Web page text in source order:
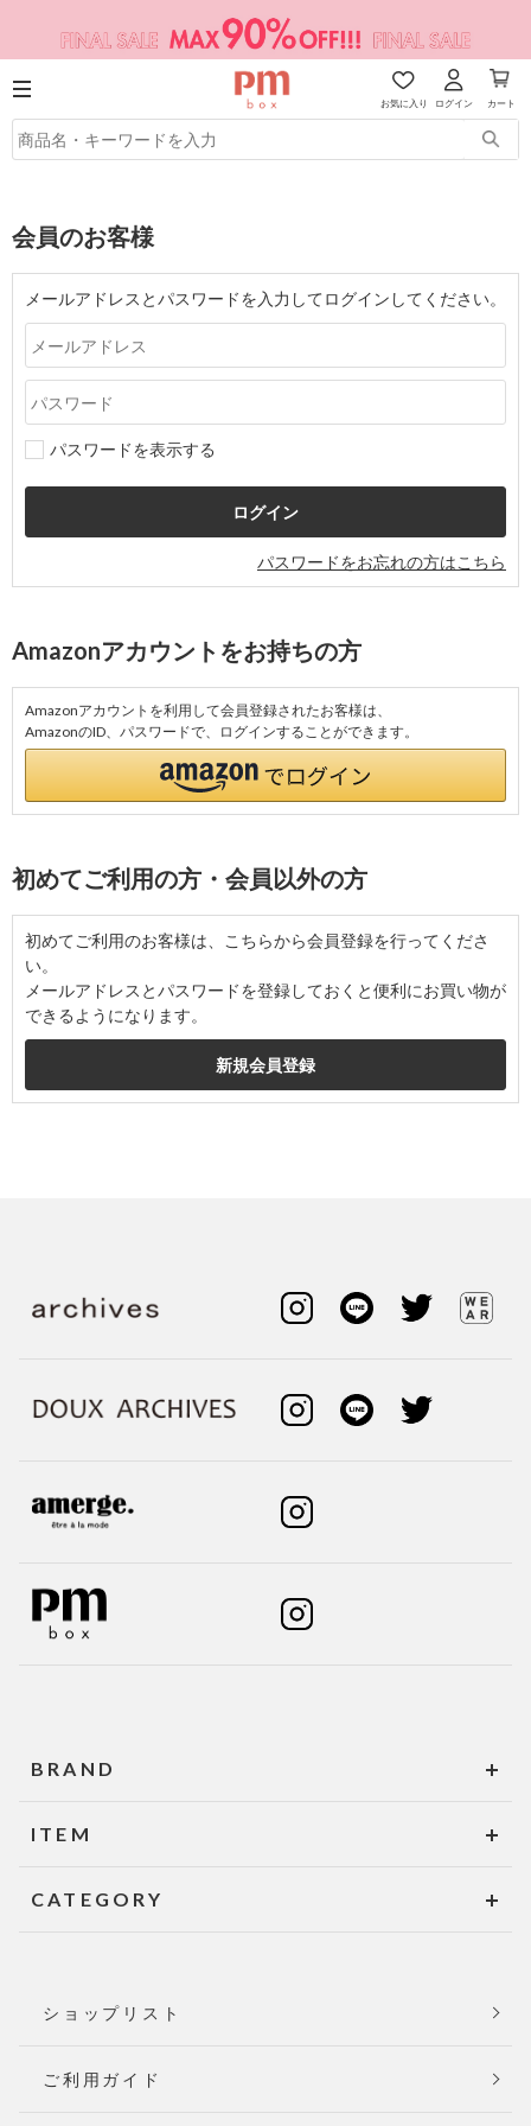
お気に入り ログイン カート
会員のお客様
メールアドレスとパスワードを入力してログインしてください。
パスワードを表示する
パスワードをお忘れの方はこちら
Amazonアカウントをお持ちの方
Amazonアカウントを利用して会員登録されたお客様は、
AmazonのID、パスワードで、ログインすることができます。
初めてご利用の方・会員以外の方
初めてご利用のお客様は、こちらから会員登録を行ってくださ
い。
メールアドレスとパスワードを登録しておくと便利にお買い物が
できるようになります。
BRAND
ITEM
CATEGORY
ショップリスト
ご利用ガイド